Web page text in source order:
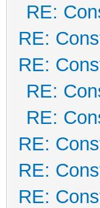
RE:
RE:
RE:
RE:
RE:
RE:
RE:
RE: